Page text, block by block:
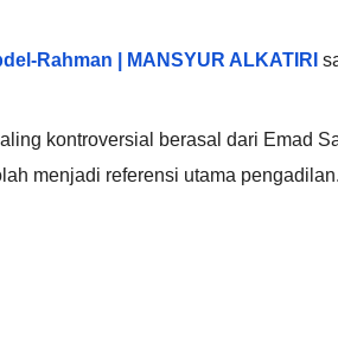
Rahman | MANSYUR ALKATIRI
kontroversial berasal dari Emad
menjadi referensi utama